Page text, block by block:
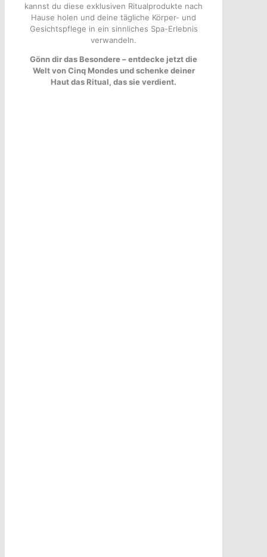
kannst du diese exklusiven Ritualprodukte nach
Hause holen und deine tägliche Körper- und
Gesichtspflege in ein sinnliches Spa-Erlebnis
verwandeln.
Gönn dir das Besondere – entdecke jetzt die
Welt von Cinq Mondes und schenke deiner
Haut das Ritual, das sie verdient.